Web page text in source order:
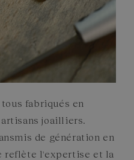
fabriqués en
joailliers.
de génération en
reflète l'expertise et la